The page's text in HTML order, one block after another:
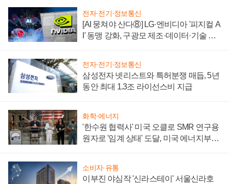
전자·전기·정보통신
[AI 뭉쳐야 산다⑧] LG·엔비디아 '피지컬 A
I' 동맹 강화, 구광모 제조·데이터·기술 결
전자·전기·정보통신
삼성전자 넷리스트와 특허분쟁 매듭, 5년
동안 최대 1.3조 라이선스비 지급
화학·에너지
'한수원 협력사' 미국 오클로 SMR 연구용
원자로 '임계 상태' 도달, 미국 에너지부
소비자·유통
이부진 야심작 '신라스테이' 서울신라호